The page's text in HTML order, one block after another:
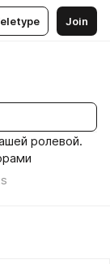
Join
ролевой.